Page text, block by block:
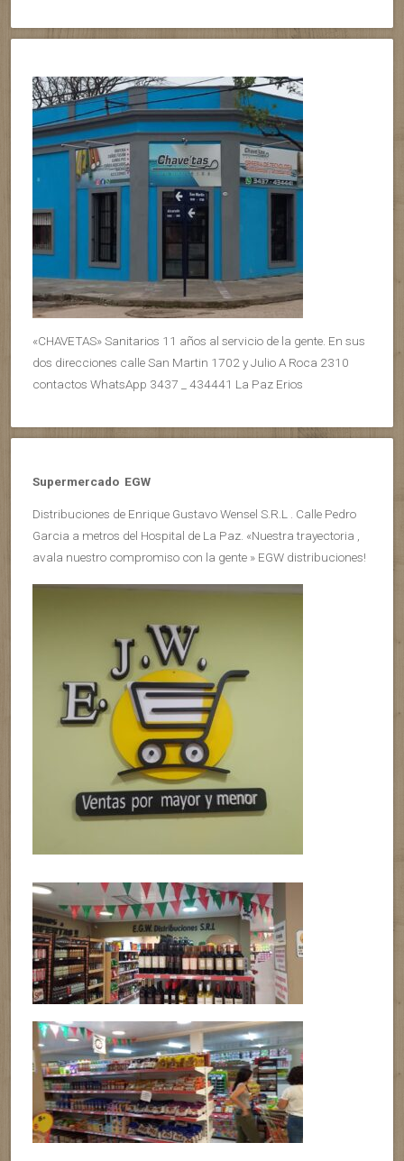
«CHAVETAS» Sanitarios 11 años al servicio de la gente. En sus
dos direcciones calle San Martin 1702 y Julio A Roca 2310
contactos WhatsApp 3437 _ 434441 La Paz Erios
Supermercado EGW
Distribuciones de Enrique Gustavo Wensel S.R.L . Calle Pedro
Garcia a metros del Hospital de La Paz. «Nuestra trayectoria ,
avala nuestro compromiso con la gente » EGW distribuciones!